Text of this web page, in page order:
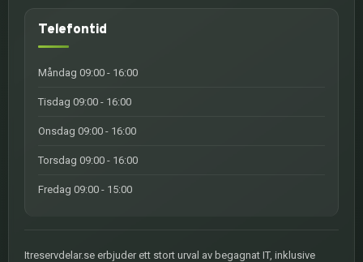
Telefontid
Måndag 09:00 - 16:00
Tisdag 09:00 - 16:00
Onsdag 09:00 - 16:00
Torsdag 09:00 - 16:00
Fredag 09:00 - 15:00
Itreservdelar.se erbjuder ett stort urval av begagnat IT, inklusive